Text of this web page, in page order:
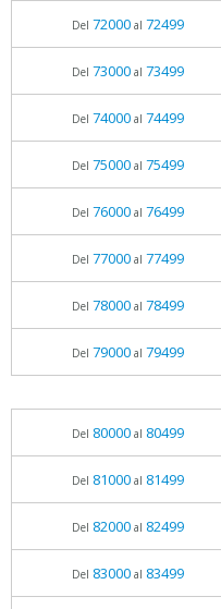
Del 72000al 72499
Del 73000al 73499
Del 74000al 74499
Del 75000al 75499
Del 76000al 76499
Del 77000al 77499
Del 78000al 78499
Del 79000al 79499
Del 80000al 80499
Del 81000al 81499
Del 82000al 82499
Del 83000al 83499